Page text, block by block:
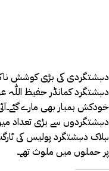
دہشتگردی کی بڑی کوشش
خودکش بمبار بھی مارے
دہشتگردوں سے بڑی تعداد میں
ہلاک دہشتگرد پولیس کی
پر حملوں میں ملوث تھے۔